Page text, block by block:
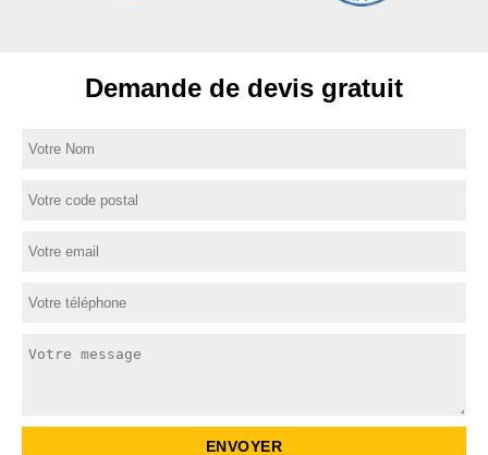
Demande de devis gratuit